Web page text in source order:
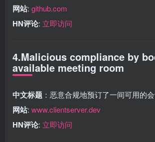
网站: github.com
HN评论: 立即访问
4.Malicious compliance by
available meeting room
中文标题 ：恶意合规地预订了一间可用的
网站: www.clientserver.dev
HN评论: 立即访问